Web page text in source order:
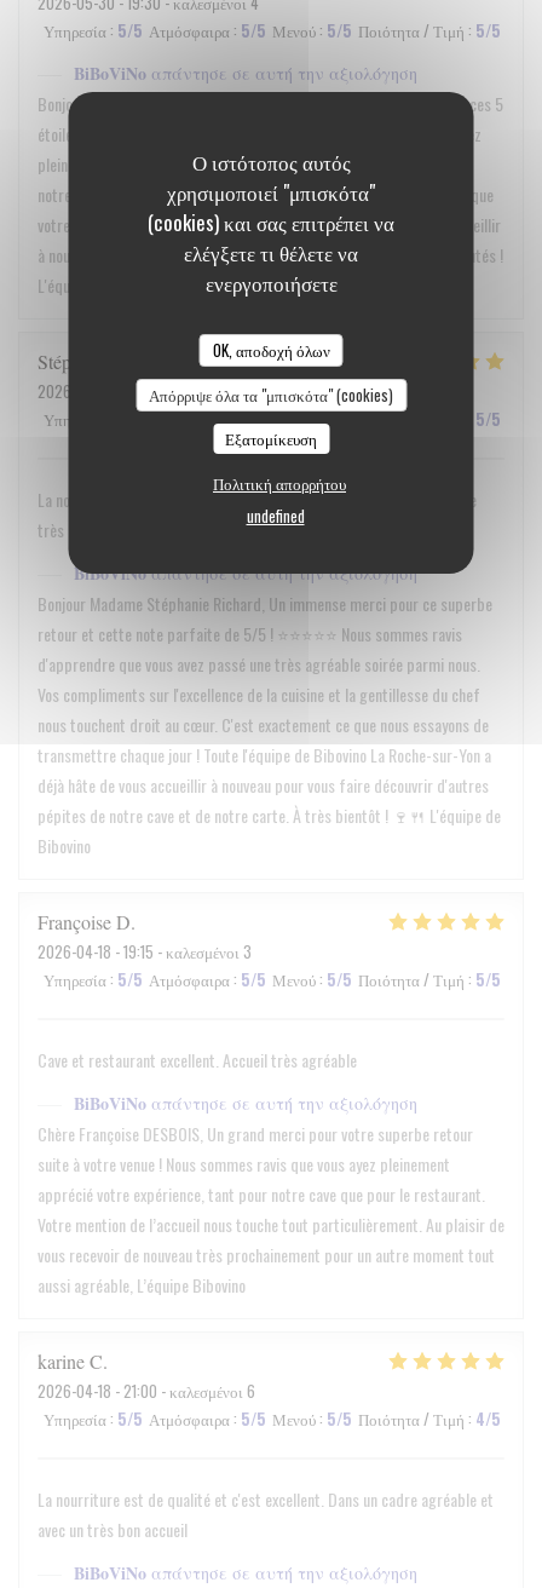
Ο ιστότοπος αυτός
χρησιμοποιεί "μπισκότα"
(cookies) και σας επιτρέπει να
ελέγξετε τι θέλετε να
ενεργοποιήσετε
OK, αποδοχή όλων
Απόρριψε όλα τα "μπισκότα" (cookies)
Εξατομίκευση
Πολιτική απορρήτου
undefined
Υπηρεσία : 5/5 Ατμόσφαιρα : 5/5 Μενού : 5/5 Ποιότητα / Τιμή : 5/5
BiBoViNo απάντησε σε αυτή την αξιολόγηση
Bonjour Monsieur Cyrille Quenault, Un grand merci pour ce retour et ces 5
étoiles sur toute la ligne ! Toute l'équipe est ravie de voir que vous avez
pleinement apprécié l'ambiance, la qualité de notre service, ainsi que
notre carte et notre rapport qualité/prix. C’est un vrai plaisir de lire que
votre expérience chez nous a été une réussite. Au plaisir de vous accueillir
à nouveau très bientôt à la cave pour vous faire découvrir nos nouveautés !
L'équipe de Bibovino
Stéphanie
2026-05-16
- 19:30 - καλεσμένοι 2
Υπηρεσία
/5 Ατμόσφαιρα:5/5 Μενού:5/5 Ποιότητα / Τιμή 5/5
La nourriture est excellente et le chef adorable. Nous avons passé une
très agréable soirée et reviendront très bientôt.
BiBoViNo απάντησε σε αυτή την αξιολόγηση
Bonjour Madame Stéphanie Richard, Un immense merci pour ce superbe
retour et cette note parfaite de 5/5 ! ⭐⭐⭐⭐⭐ Nous sommes ravis
d'apprendre que vous avez passé une très agréable soirée parmi nous.
Vos compliments sur l'excellence de la cuisine et la gentillesse du chef
nous touchent droit au cœur. C'est exactement ce que nous essayons de
transmettre chaque jour ! Toute l'équipe de Bibovino La Roche-sur-Yon a
déjà hâte de vous accueillir à nouveau pour vous faire découvrir d'autres
pépites de notre cave et de notre carte. À très bientôt ! 🍷🍴 L'équipe de
Bibovino
FrançoiseD
2026-04-18 - 19:15 - καλεσμένοι 3
Υπηρεσία : 5/5 Ατμόσφαιρα : 5/5 Μενού : 5/5 Ποιότητα / Τιμή : 5/5
Cave et restaurant excellent. Accueil très agréable
BiBoViNo απάντησε σε αυτή την αξιολόγηση
Chère Françoise DESBOIS, Un grand merci pour votre superbe retour
suite à votre venue ! Nous sommes ravis que vous ayez pleinement
apprécié votre expérience, tant pour notre cave que pour le restaurant.
Votre mention de l’accueil nous touche tout particulièrement. Au plaisir de
vous recevoir de nouveau très prochainement pour un autre moment tout
aussi agréable, L’équipe Bibovino
karineC
2026-04-18 - 21:00 - καλεσμένοι 6
Υπηρεσία : 5/5 Ατμόσφαιρα : 5/5 Μενού : 5/5 Ποιότητα / Τιμή : 4/5
La nourriture est de qualité et c'est excellent. Dans un cadre agréable et
avec un très bon accueil
BiBoViNo απάντησε σε αυτή την αξιολόγηση